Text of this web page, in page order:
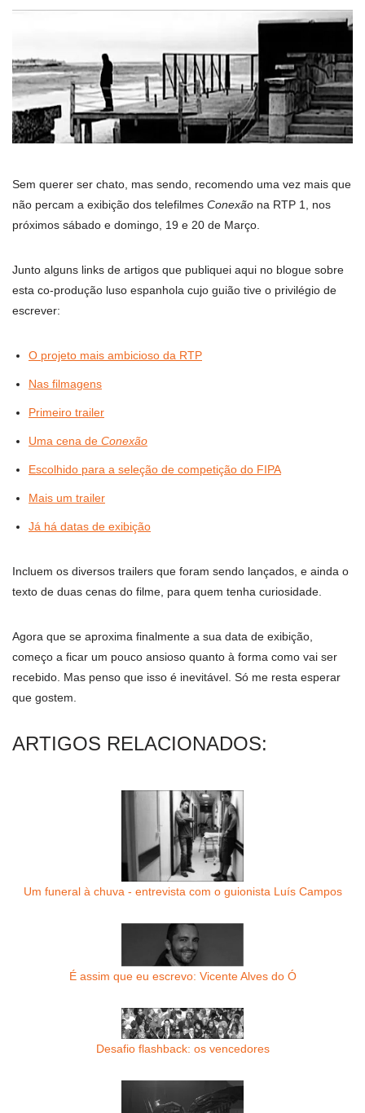
Sem querer ser chato, mas sendo, recomendo uma vez mais que
não percam a exibição dos telefilmes Conexão na RTP 1, nos
próximos sábado e domingo, 19 e 20 de Março.
Junto alguns links de artigos que publiquei aqui no blogue sobre
esta co-produção luso espanhola cujo guião tive o privilégio de
escrever:
O projeto mais ambicioso da RTP
Nas filmagens
Primeiro trailer
Uma cena de Conexão
Escolhido para a seleção de competição do FIPA
Mais um trailer
Já há datas de exibição
Incluem os diversos trailers que foram sendo lançados, e ainda o
texto de duas cenas do filme, para quem tenha curiosidade.
Agora que se aproxima finalmente a sua data de exibição,
começo a ficar um pouco ansioso quanto à forma como vai ser
recebido. Mas penso que isso é inevitável. Só me resta esperar
que gostem.
ARTIGOS RELACIONADOS:
Um funeral à chuva - entrevista com o guionista Luís Campos
É assim que eu escrevo: Vicente Alves do Ó
Desafio flashback: os vencedores